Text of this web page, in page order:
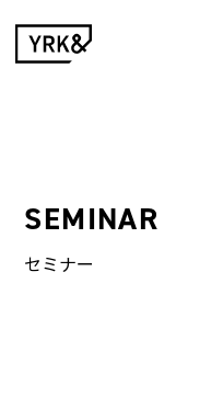
SEMINAR
セミナー